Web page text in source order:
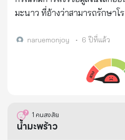
เห็ด เริ่มแรกอาจมีผลข้างเคียง
ต่อ หรือคนใกล้ชิดที่ทำอาชีพนี้ ซึ่งแต่ละคนก็มีสุขภาพที่
บริโภค ได้เตรียมพร้อมและรู้ทัน ว่าควรกินเห็ดต่อหรื
ควรหลีกเลี่ยงการกินเห็ด เนื่องจาก คนปลูกเห็ดไม่
เป็นวิทยาทาน
แบบกึ่งสำเร็จรูป . เพื่อคุ้มครอง
วิทยาศาสตร์การแพทย์ และหน่
เฝ้าระวังคุณภาพและความปล
พัฒนาผู้ผลิตให้มีความรู้ความเข้
อย่างถูกต้อง ปฏิบัติตามเกณฑ์ที่
ปรุงสุก สดใหม่ สะอาด ถูกสุขอน
ประทานอาหารซ้ำๆ กันเป็นเวล
มะนาว ที่อ้างว่าสามารถรักษาโรคโควิด-
สรรค นายกสมาคมเวชศาสตร์ป้
ไม่สามารถฆ่าเชื้อไวรัสได้ ดร.นพ.พรเทพ กล่าวว่า “สิ่ง
เหล่านี้ไม่ใช่เป็นการฆ่าเชื้อโรค
ง่าย และให้กำจัดออกทิ้งไป ยังไ
ฆ่าเชื้อไวรัส ในโลกนี้ ยาที่มีอยู่
naruemonjoy • 6 ปีที่แล้ว
1 คนสงสัย
น้ำมะพร้าว